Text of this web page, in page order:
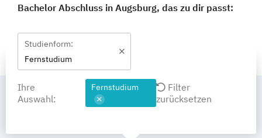
Bachelor Abschluss in Augsburg, das zu dir passt:
Studienform:
Fernstudium
Ihre
Auswahl:
Fernstudium
Filter
zurücksetzen